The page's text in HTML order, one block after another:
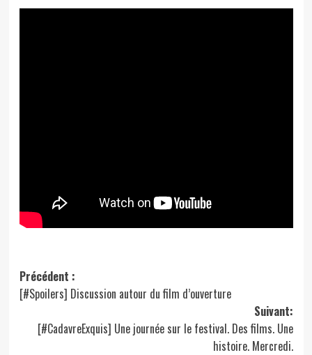
Navigation
d’article
Précédent :
[#Spoilers] Discussion autour du film d’ouverture
Suivant:
[#CadavreExquis] Une journée sur le festival. Des films. Une
histoire. Mercredi.